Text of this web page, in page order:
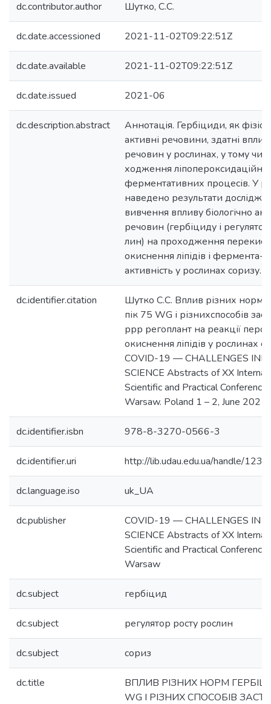
dc.contributor.author Шутко, С.С.
dc.date.accessioned 2021-11-02T09:22:51Z
dc.date.available 2021-11-02T09:22:51Z
dc.date.issued 2021-06
dc.description.abstract
Аннотація. Гербіциди, як
активні речовини, здатні
речовин у рослинах, у тому
ходження
ферментативних процесів. У
наведено результати
вивчення впливу біологічно
речовин (гербіциду і
лин) на проходження
окиснення ліпідів і фермента-
активність у рослинах соризу.
dc.identifier.citation
Шутко С.С. Вплив різних норм
пік 75 WG і різнихспособів
ррр регоплант на реакції
окиснення ліпідів у рослинах
COVID-19 — CHALLENGES
SCIENCE Abstracts of ХX
Scientific and Practical
Warsaw. Poland 1 – 2, June
dc.identifier.isbn 978-8-3270-0566-3
dc.identifier.uri http://lib.udau.edu.ua/handle/
dc.language.iso uk_UA
dc.publisher
COVID-19 — CHALLENGES IN
SCIENCE Abstracts of ХX
Scientific and Practical Conference
Warsaw
dc.subject гербіцид
dc.subject регулятор росту рослин
dc.subject сориз
dc.title
ВПЛИВ РІЗНИХ НОРМ
WG І РІЗНИХ СПОСОБІВ